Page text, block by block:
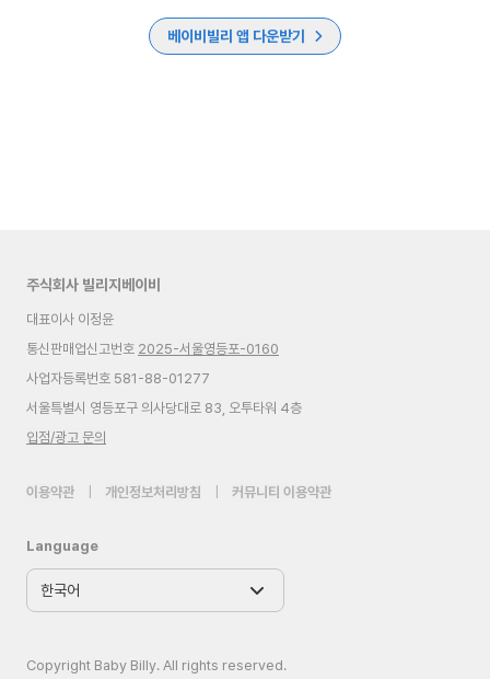
베이비빌리 앱 다운받기
주식회사 빌리지베이비
대표이사 이정윤
통신판매업신고번호 2025-서울영등포-0160
사업자등록번호 581-88-01277
서울특별시 영등포구 의사당대로 83, 오투타워 4층
입점/광고 문의
이용약관 개인정보처리방침 커뮤니티 이용약관
Language
Copyright Baby Billy. All rights reserved.